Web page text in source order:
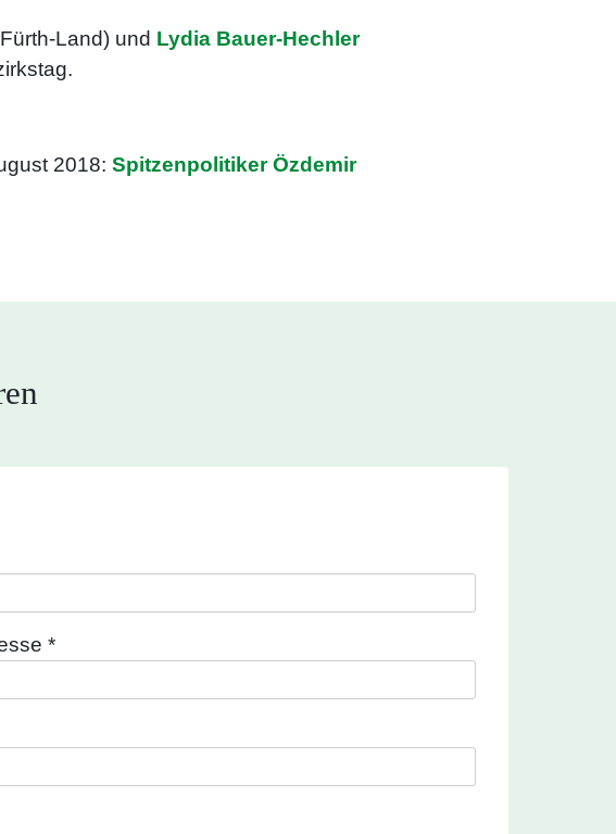
Land) und Lydia Bauer-Hechler
2018: Spitzenpolitiker Özdemir
*